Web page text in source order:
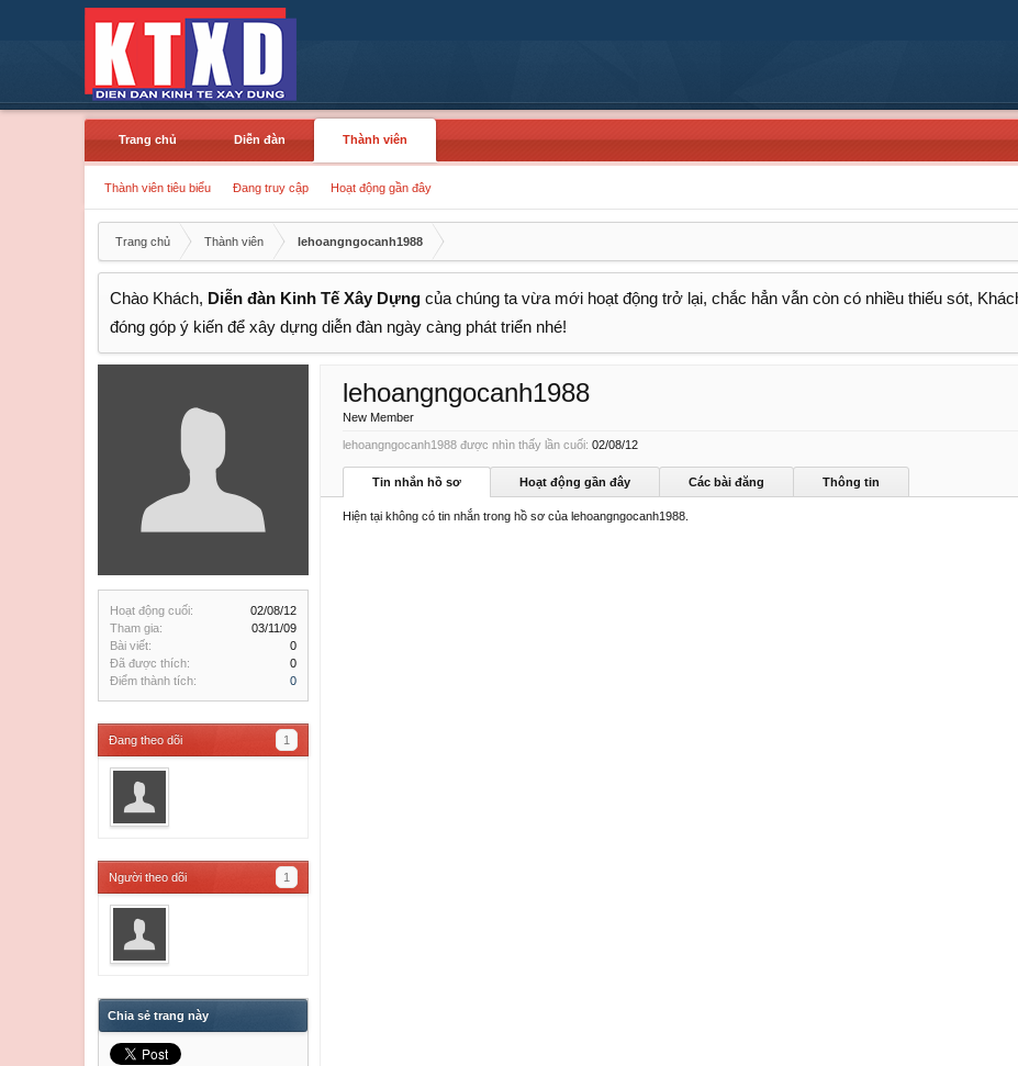
Trang chủ
Diễn đàn Thành viên
Thành viên tiêu biểu Đang truy cập Hoạt động gần đây
Trang chủ Thành viên lehoangngocanh1988
Chào Khách, Diễn đàn Kinh Tế Xây Dựng của chúng ta vừa mới hoạt động trở lại, chắc hẳn vẫn còn có nhiều thiếu sót,
đóng góp ý kiến để xây dựng diễn đàn ngày càng phát triển nhé!
Hoạt động cuối:
02/08/12
Tham gia:
03/11/09
Bài viết:
0
Đã được thích:
0
Điểm thành tích:
0
Đang theo dõi 1
Người theo dõi 1
Chia sẻ trang này
lehoangngocanh1988
New Member
lehoangngocanh1988 được nhìn thấy lần cuối: 02/08/12
Tin nhắn hồ sơ Hoạt động gần đây Các bài đăng Thông tin
Hiện tại không có tin nhắn trong hồ sơ của lehoangngocanh1988.